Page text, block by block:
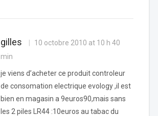
gilles
10 octobre 2010 at 10 h 40
min
je viens d’acheter ce produit controleur
de consomation electrique evology ,il est
bien en magasin a 9euros90,mais sans
les 2 piles LR44 :10euros au tabac du